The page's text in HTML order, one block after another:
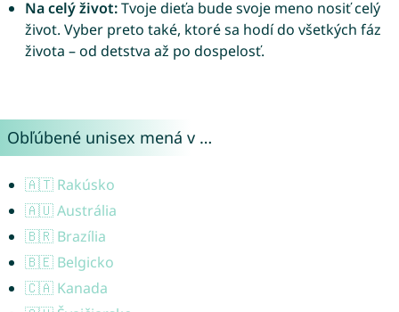
Na celý život:Tvoje dieťa bude svoje meno nosiť celý
život. Vyber preto také, ktoré sa hodí do všetkých fáz
života – od detstva až po dospelosť.
Obľúbené unisex mená v …
🇦🇹 Rakúsko
🇦🇺 Austrália
🇧🇷 Brazília
🇧🇪 Belgicko
🇨🇦 Kanada